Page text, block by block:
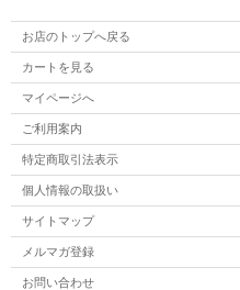
お店のトップへ戻る
カートを見る
マイページへ
ご利用案内
特定商取引法表示
個人情報の取扱い
サイトマップ
メルマガ登録
お問い合わせ